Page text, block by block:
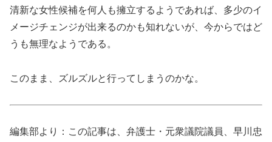
清新な女性候補を何人も擁立するようであれば、多少のイ
メージチェンジが出来るのかも知れないが、今からではど
うも無理なようである。
このまま、ズルズルと行ってしまうのかな。
編集部より：この記事は、弁護士・元衆議院議員、早川忠